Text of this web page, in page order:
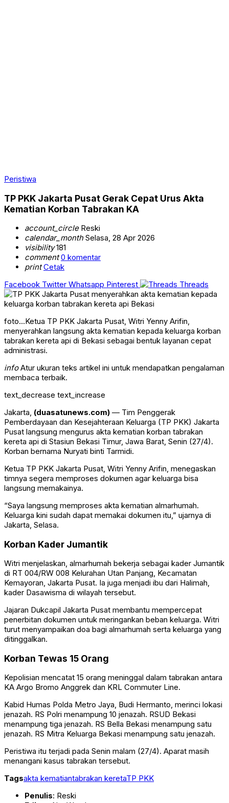
Peristiwa
TP PKK Jakarta Pusat Gerak Cepat Urus Akta
Kematian Korban Tabrakan KA
account_circleReski
calendar_monthSelasa, 28 Apr 2026
visibility181
comment 0 komentar
print Cetak
Facebook Twitter Whatsapp Pinterest Threads
foto...Ketua TP PKK Jakarta Pusat, Witri Yenny Arifin,
menyerahkan langsung akta kematian kepada keluarga korban
tabrakan kereta api di Bekasi sebagai bentuk layanan cepat
administrasi.
infoAtur ukuran teks artikel ini untuk mendapatkan pengalaman
membaca terbaik.
text_decrease text_increase
Jakarta, (duasatunews.com) — Tim Penggerak
Pemberdayaan dan Kesejahteraan Keluarga (TP PKK) Jakarta
Pusat langsung mengurus akta kematian korban tabrakan
kereta api di Stasiun Bekasi Timur, Jawa Barat, Senin (27/4).
Korban bernama Nuryati binti Tarmidi.
Ketua TP PKK Jakarta Pusat, Witri Yenny Arifin, menegaskan
timnya segera memproses dokumen agar keluarga bisa
langsung memakainya.
“Saya langsung memproses akta kematian almarhumah.
Keluarga kini sudah dapat memakai dokumen itu,” ujarnya di
Jakarta, Selasa.
Korban Kader Jumantik
Witri menjelaskan, almarhumah bekerja sebagai kader Jumantik
di RT 004/RW 008 Kelurahan Utan Panjang, Kecamatan
Kemayoran, Jakarta Pusat. Ia juga menjadi ibu dari Halimah,
kader Dasawisma di wilayah tersebut.
Jajaran Dukcapil Jakarta Pusat membantu mempercepat
penerbitan dokumen untuk meringankan beban keluarga. Witri
turut menyampaikan doa bagi almarhumah serta keluarga yang
ditinggalkan.
Korban Tewas 15 Orang
Kepolisian mencatat 15 orang meninggal dalam tabrakan antara
KA Argo Bromo Anggrek dan KRL Commuter Line.
Kabid Humas Polda Metro Jaya, Budi Hermanto, merinci lokasi
jenazah. RS Polri menampung 10 jenazah. RSUD Bekasi
menampung tiga jenazah. RS Bella Bekasi menampung satu
jenazah. RS Mitra Keluarga Bekasi menampung satu jenazah.
Peristiwa itu terjadi pada Senin malam (27/4). Aparat masih
menangani kasus tabrakan tersebut.
Tagsakta kematiantabrakan keretaTP PKK
Penulis: Reski